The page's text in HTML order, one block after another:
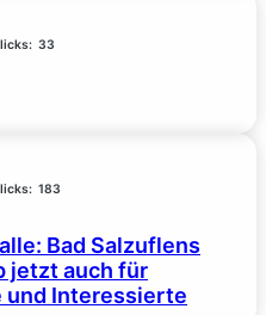
33
183
Bad Salzuflens
jetzt auch für
und Interessierte